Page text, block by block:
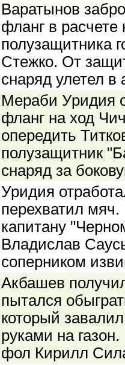
Варатынов
фланг в расчете
полузащитника
Стежко. От
снаряд улетел в
Мераби Уридия
фланг на ход
опередить
полузащитник
снаряд за
Уридия
перехватил
капитану
Владислав
соперником
Акбашев
пытался
который
руками на
фол Кирилл